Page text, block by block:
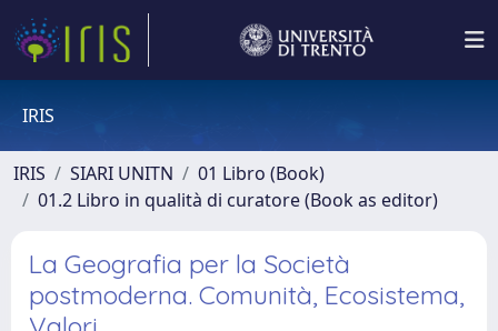
IRIS
IRIS SIARI UNITN
01 Libro (Book)
01.2 Libro in qualità di curatore (Book as editor)
La Geografia per la Società
postmoderna. Comunità, Ecosistema,